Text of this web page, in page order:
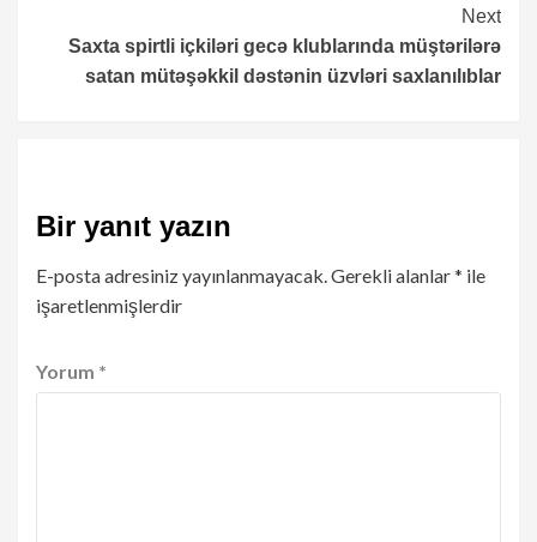
Next
Saxta spirtli içkiləri gecə klublarında müştərilərə
satan mütəşəkkil dəstənin üzvləri saxlanılıblar
Bir yanıt yazın
E-posta adresiniz yayınlanmayacak.Gerekli alanlar* ile
işaretlenmişlerdir
Yorum *